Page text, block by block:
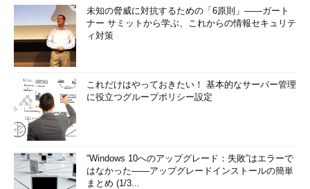
未知の脅威に対抗するための「6原則」――ガート
ナー サミットから学ぶ、これからの情報セキュリテ
ィ対策
これだけはやっておきたい！ 基本的なサーバー管理
に役立つグループポリシー設定
“Windows 10へのアップグレード：失敗”はエラーで
はなかった――アップグレードインストールの簡単
まとめ (1/3...